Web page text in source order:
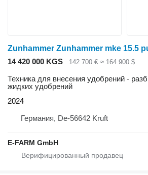
Zunhammer Zunhammer mke 15.5
14 420 000 KGS
142 700 € ≈ 164 900 $
Техника для внесения удобрений -
жидких удобрений
2024
Германия, De-56642 Kruft
E-FARM GmbH